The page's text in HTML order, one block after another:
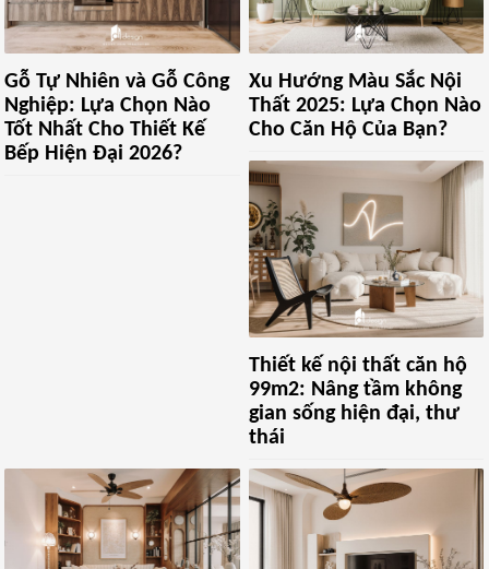
Gỗ Tự Nhiên và Gỗ Công
Nghiệp: Lựa Chọn Nào
Tốt Nhất Cho Thiết Kế
Bếp Hiện Đại 2026?
Xu Hướng Màu Sắc Nội
Thất 2025: Lựa Chọn Nào
Cho Căn Hộ Của Bạn?
Thiết kế nội thất căn hộ
99m2: Nâng tầm không
gian sống hiện đại, thư
thái